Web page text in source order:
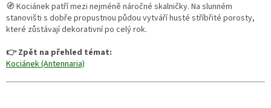
🧭 Kociánek patří mezi nejméně náročné skalničky. Na slunném
stanovišti s dobře propustnou půdou vytváří husté stříbřité porosty,
které zůstávají dekorativní po celý rok.
👉 Zpět na přehled témat:
Kociánek (Antennaria)